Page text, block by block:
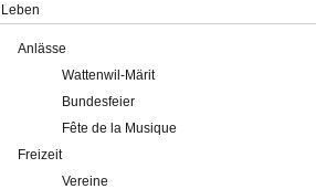
Leben
Anlässe
Wattenwil-Märit
Bundesfeier
Fête de la Musique
Freizeit
Vereine